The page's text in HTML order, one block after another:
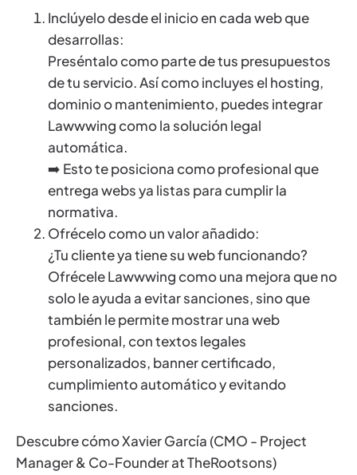
Inclúyelo desde el inicio en cada web que
desarrollas:
Preséntalo como parte de tus presupuestos
de tu servicio. Así como incluyes el hosting,
dominio o mantenimiento, puedes integrar
Lawwwing como la solución legal
automática.
➡️ Esto te posiciona como profesional que
entrega webs ya listas para cumplir la
normativa.
Ofrécelo como un valor añadido:
¿Tu cliente ya tiene su web funcionando?
Ofrécele Lawwwing como una mejora que no
solo le ayuda a evitar sanciones, sino que
también le permite mostrar una web
profesional, con textos legales
personalizados, banner certificado,
cumplimiento automático y evitando
sanciones.
Descubre cómo Xavier García (CMO - Project
Manager & Co-Founder at TheRootsons)